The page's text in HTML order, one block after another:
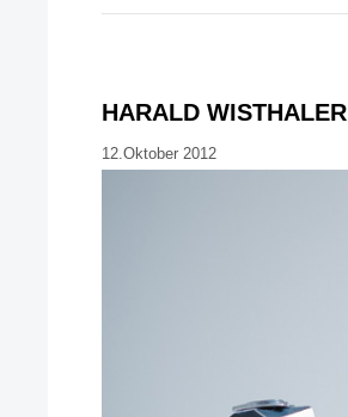
HARALD WISTHALER
12.Oktober 2012